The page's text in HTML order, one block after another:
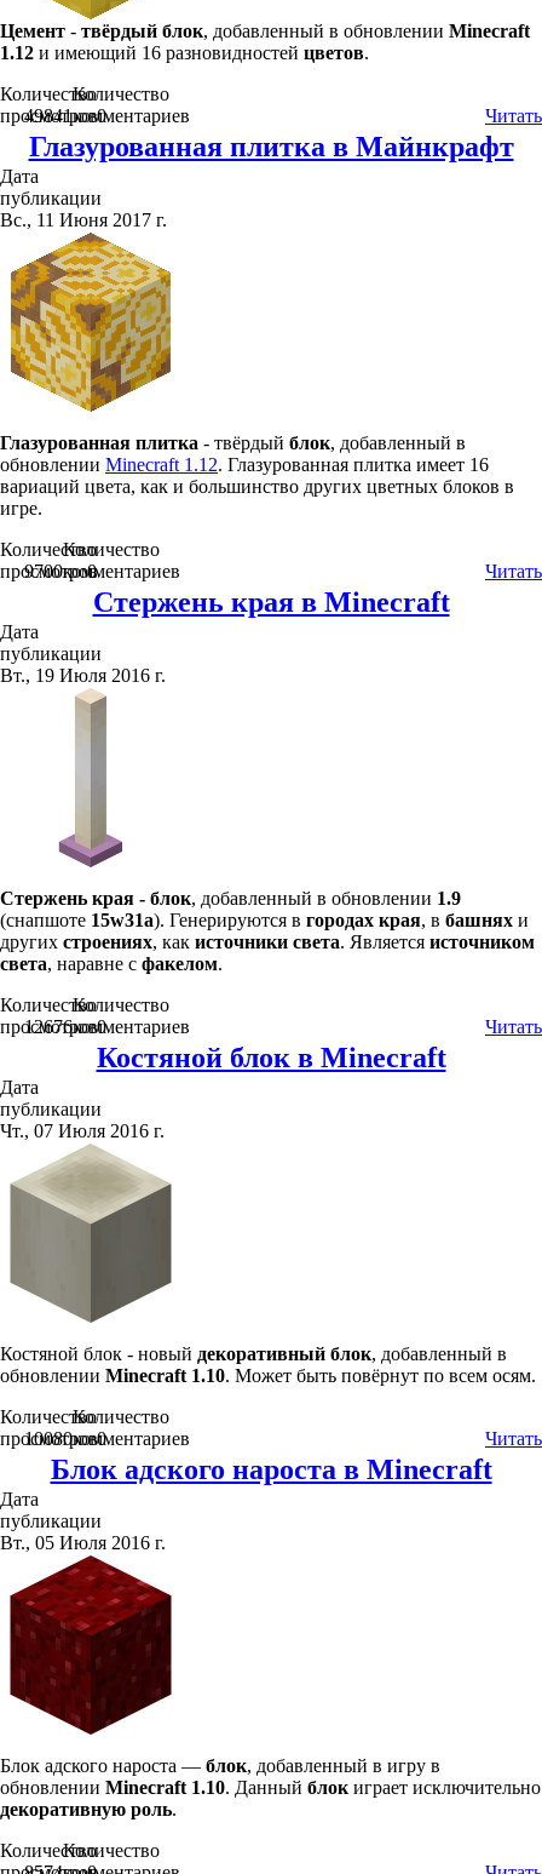
Цемент - твёрдый блок, добавленный в обновлении Minecraft
1.12 и имеющий 16 разновидностей цветов.
Количество
просмотров
49841
Количество
комментариев
0 Читать
Глазурованная плитка в Майнкрафт
Дата
публикации
Вс., 11 Июня 2017 г.
Глазурованная плитка - твёрдый блок, добавленный в
обновлении Minecraft 1.12. Глазурованная плитка имеет 16
вариаций цвета, как и большинство других цветных блоков в
игре.
Количество
просмотров
9700
Количество
комментариев
0 Читать
Стержень края в Minecraft
Дата
публикации
Вт., 19 Июля 2016 г.
Стержень края - блок, добавленный в обновлении 1.9
(снапшоте 15w31a). Генерируются в городах края, в башнях и
других строениях, как источники света. Является источником
света, наравне с факелом.
Количество
просмотров
12676
Количество
комментариев
0 Читать
Костяной блок в Minecraft
Дата
публикации
Чт., 07 Июля 2016 г.
Костяной блок - новый декоративный блок, добавленный в
обновлении Minecraft 1.10. Может быть повёрнут по всем осям.
Количество
просмотров
10080
Количество
комментариев
0 Читать
Блок адского нароста в Minecraft
Дата
публикации
Вт., 05 Июля 2016 г.
Блок адского нароста — блок, добавленный в игру в
обновлении Minecraft 1.10. Данный блок играет исключительно
декоративную роль.
КоличествоКоличество